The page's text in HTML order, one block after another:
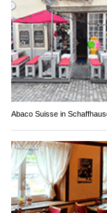
Abaco Suisse in